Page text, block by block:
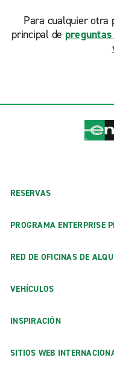
Para cualquier otra
principal de
RESERVAS
PROGRAMA ENTERPRISE
RED DE OFICINAS DE
VEHÍCULOS
INSPIRACIÓN
SITIOS WEB